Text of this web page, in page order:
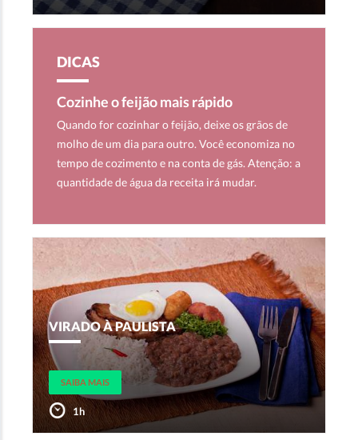
DICAS
Cozinhe o feijão mais rápido
Quando for cozinhar o feijão, deixe os grãos de
molho de um dia para outro. Você economiza no
tempo de cozimento e na conta de gás. Atenção: a
quantidade de água da receita irá mudar.
VIRADO À PAULISTA
SAIBA MAIS
1h